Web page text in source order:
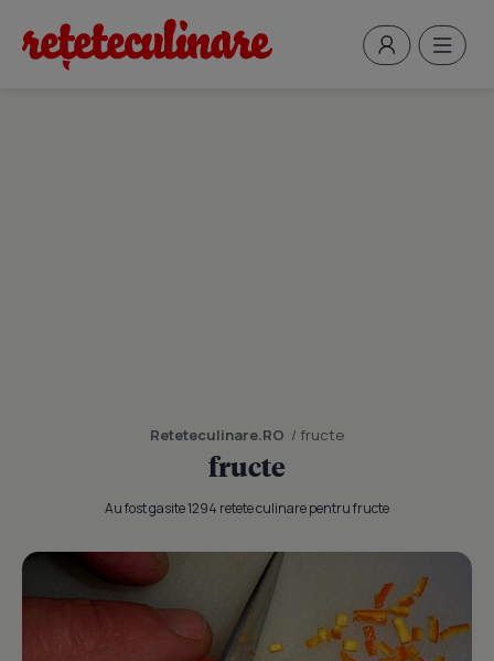
Reteteculinare.RO / fructe
fructe
Au fost gasite 1294 retete culinare pentru fructe